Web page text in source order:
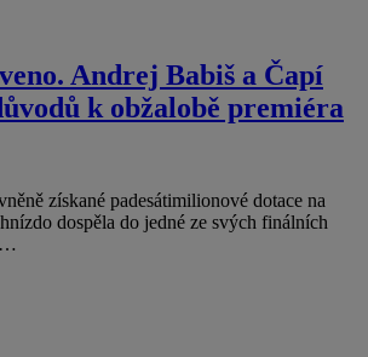
Andrej Babiš a Čapí
k obžalobě premiéra
získané padesátimilionové dotace na
dospěla do jedné ze svých finálních